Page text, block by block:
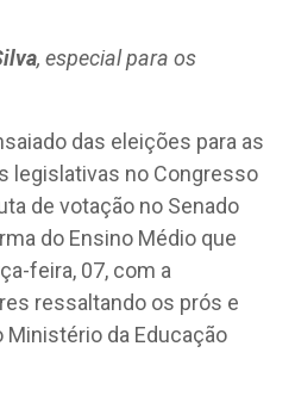
, especial para os
das eleições para as
legislativas no Congresso
de votação no Senado
do Ensino Médio que
feira, 07, com a
ressaltando os prós e
da Educação